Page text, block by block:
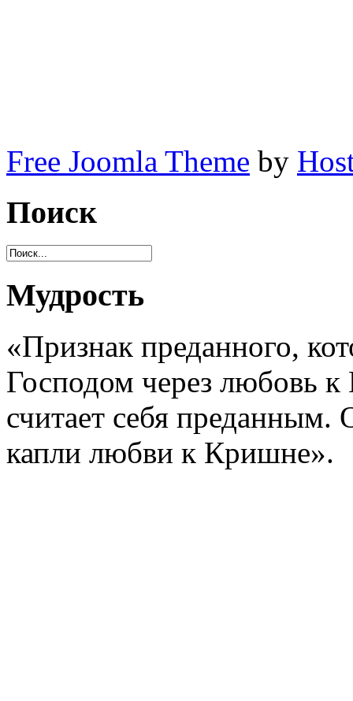
Free Joomla Theme by
Поиск
Мудрость
«Признак преданного,
Господом через любовь
считает себя преданным.
капли любви к Кришне».